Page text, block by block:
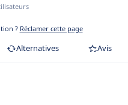
? Réclamer cette page
Alternatives Avis